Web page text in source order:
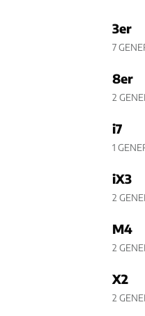
3er
7
8er
2
i7
1
iX3
2
M4
2
X2
2